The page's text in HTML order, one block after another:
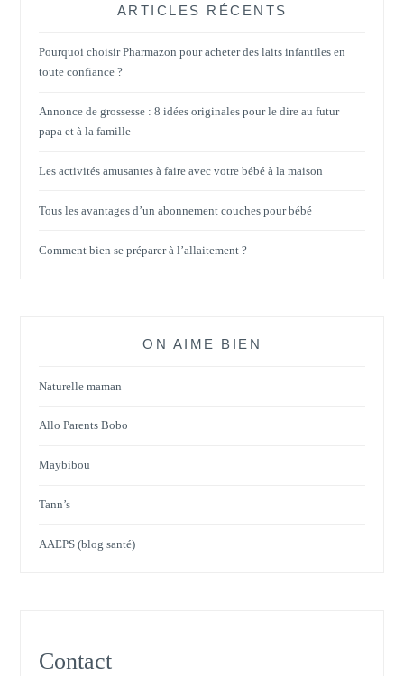
ARTICLES RÉCENTS
Pourquoi choisir Pharmazon pour acheter des laits infantiles en
toute confiance ?
Annonce de grossesse : 8 idées originales pour le dire au futur
papa et à la famille
Les activités amusantes à faire avec votre bébé à la maison
Tous les avantages d’un abonnement couches pour bébé
Comment bien se préparer à l’allaitement ?
ON AIME BIEN
Naturelle maman
Allo Parents Bobo
Maybibou
Tann’s
AAEPS (blog santé)
Contact